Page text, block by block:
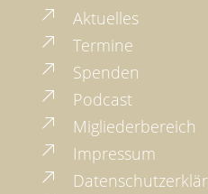
Aktuelles
Termine
Spenden
Podcast
Migliederbereich
Impressum